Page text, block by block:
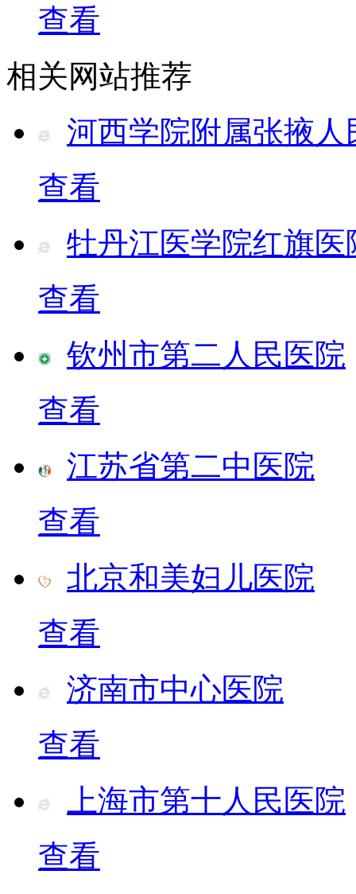
查看
相关网站推荐
河西学院附属张掖人
查看
牡丹江医学院红旗医
查看
钦州市第二人民医院
查看
江苏省第二中医院
查看
北京和美妇儿医院
查看
济南市中心医院
查看
上海市第十人民医院
查看